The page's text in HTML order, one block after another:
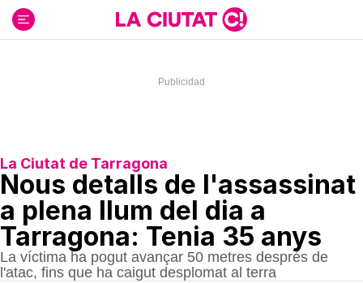
contenido
La Ciutat de Tarragona
Nous detalls de l'assassinat
a plena llum del dia a
Tarragona: Tenia 35 anys
La víctima ha pogut avançar 50 metres després de
l'atac, fins que ha caigut desplomat al terra